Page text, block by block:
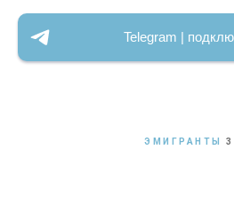
Telegram |
ЭМИГРАНТЫ